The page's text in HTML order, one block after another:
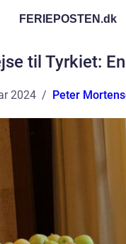
FERIEPOSTEN.dk
til Tyrkiet:
2024 Peter